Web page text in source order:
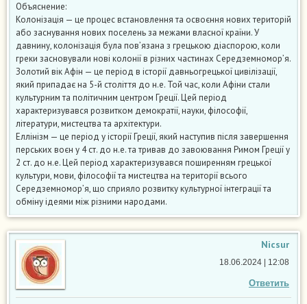
Объяснение:
Колонізація — це процес встановлення та освоєння нових територій
або заснування нових поселень за межами власної країни. У
давнину, колонізація була пов’язана з грецькою діаспорою, коли
греки засновували нові колонії в різних частинах Середземномор’я.
Золотий вік Афін — це період в історії давньогрецької цивілізації,
який припадає на 5-й століття до н.е. Той час, коли Афіни стали
культурним та політичним центром Греції. Цей період
характеризувався розвитком демократії, науки, філософії,
літератури, мистецтва та архітектури.
Еллінізм — це період у історії Греції, який наступив після завершення
перських воєн у 4 ст. до н.е. та тривав до завоювання Римом Греції у
2 ст. до н.е. Цей період характеризувався поширенням грецької
культури, мови, філософії та мистецтва на території всього
Середземномор’я, що сприяло розвитку культурної інтеграції та
обміну ідеями між різними народами.
Nicsur
Ответить
18.06.2024 | 12:08